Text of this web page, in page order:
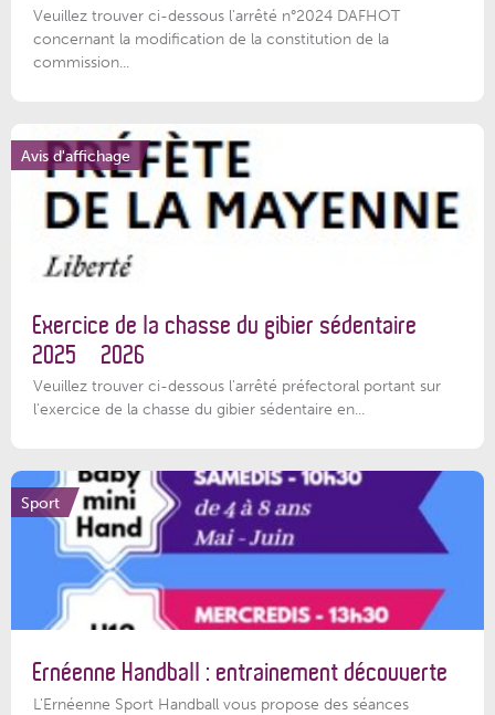
Veuillez trouver ci-dessous l'arrêté n°2024 DAFHOT
concernant la modification de la constitution de la
commission...
Avis d'affichage
Exercice de la chasse du gibier sédentaire
2025 – 2026
Veuillez trouver ci-dessous l'arrêté préfectoral portant sur
l'exercice de la chasse du gibier sédentaire en...
Sport
Ernéenne Handball : entrainement découverte
L'Ernéenne Sport Handball vous propose des séances